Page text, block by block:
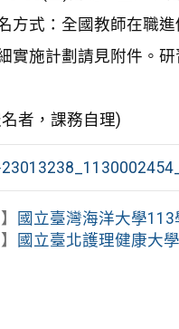
方式：全國教師在職進
實施計劃請見附件。
者，課務自理)
國立臺灣海洋大學
國立臺北護理健康大